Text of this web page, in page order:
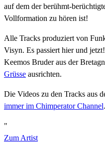
auf dem der berühmt-
Vollformation zu hören ist!
Alle Tracks produziert von
Visyn. Es passiert hier und jetzt!
Keemos Bruder aus der
Grüsse ausrichten.
Die Videos zu den Tracks aus
immer im Chimperator Channel.
"
Zum Artist